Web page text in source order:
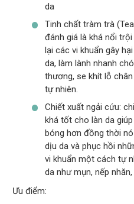
da
Tinh chất tràm trà
đánh giá là khá nổi
lại các vi khuẩn gây
da, làm lành nhanh
thương, se khít lỗ
tự nhiên.
Chiết xuất ngải cứu:
khá tốt cho làn da
bóng hơn đồng thời
dịu da và phục hồi
vi khuẩn một cách tự
da như mụn, nếp
Ưu điểm: